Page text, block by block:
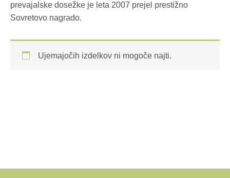
prevajalske dosežke je leta 2007 prejel prestižno
Sovretovo nagrado.
Ujemajočih izdelkov ni mogoče najti.